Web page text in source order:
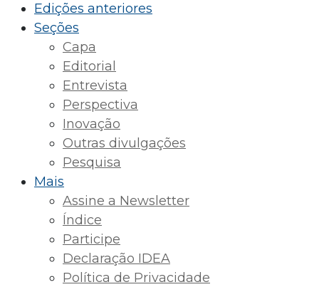
Edições anteriores
Seções
Capa
Editorial
Entrevista
Perspectiva
Inovação
Outras divulgações
Pesquisa
Mais
Assine a Newsletter
Índice
Participe
Declaração IDEA
Política de Privacidade